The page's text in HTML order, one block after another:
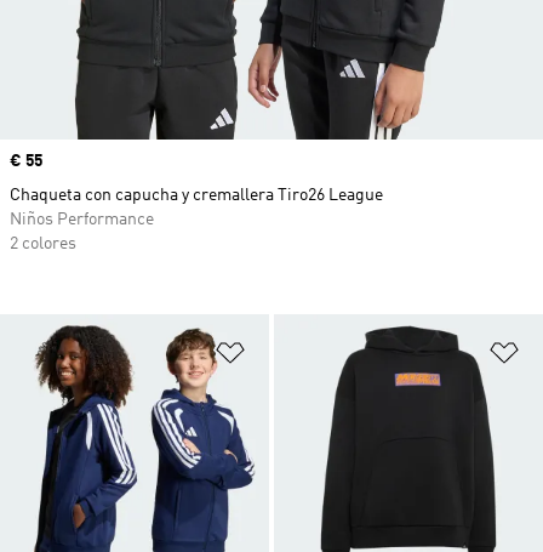
Añadir a la lista de deseos
Precio
€ 55
Chaqueta con capucha y cremallera Tiro26 League
Niños Performance
2 colores